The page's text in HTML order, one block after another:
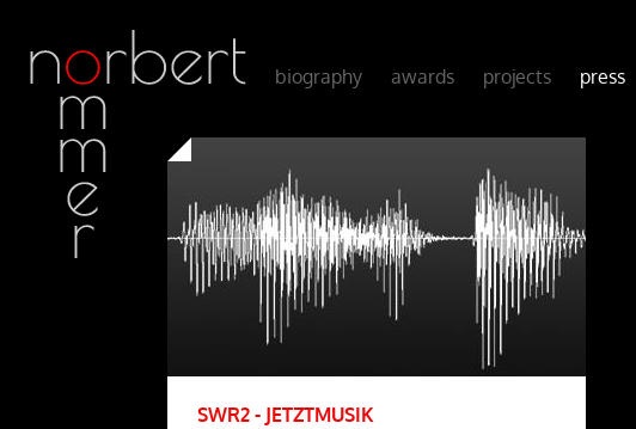
biography awards projects press
SWR2 - JETZTMUSIK